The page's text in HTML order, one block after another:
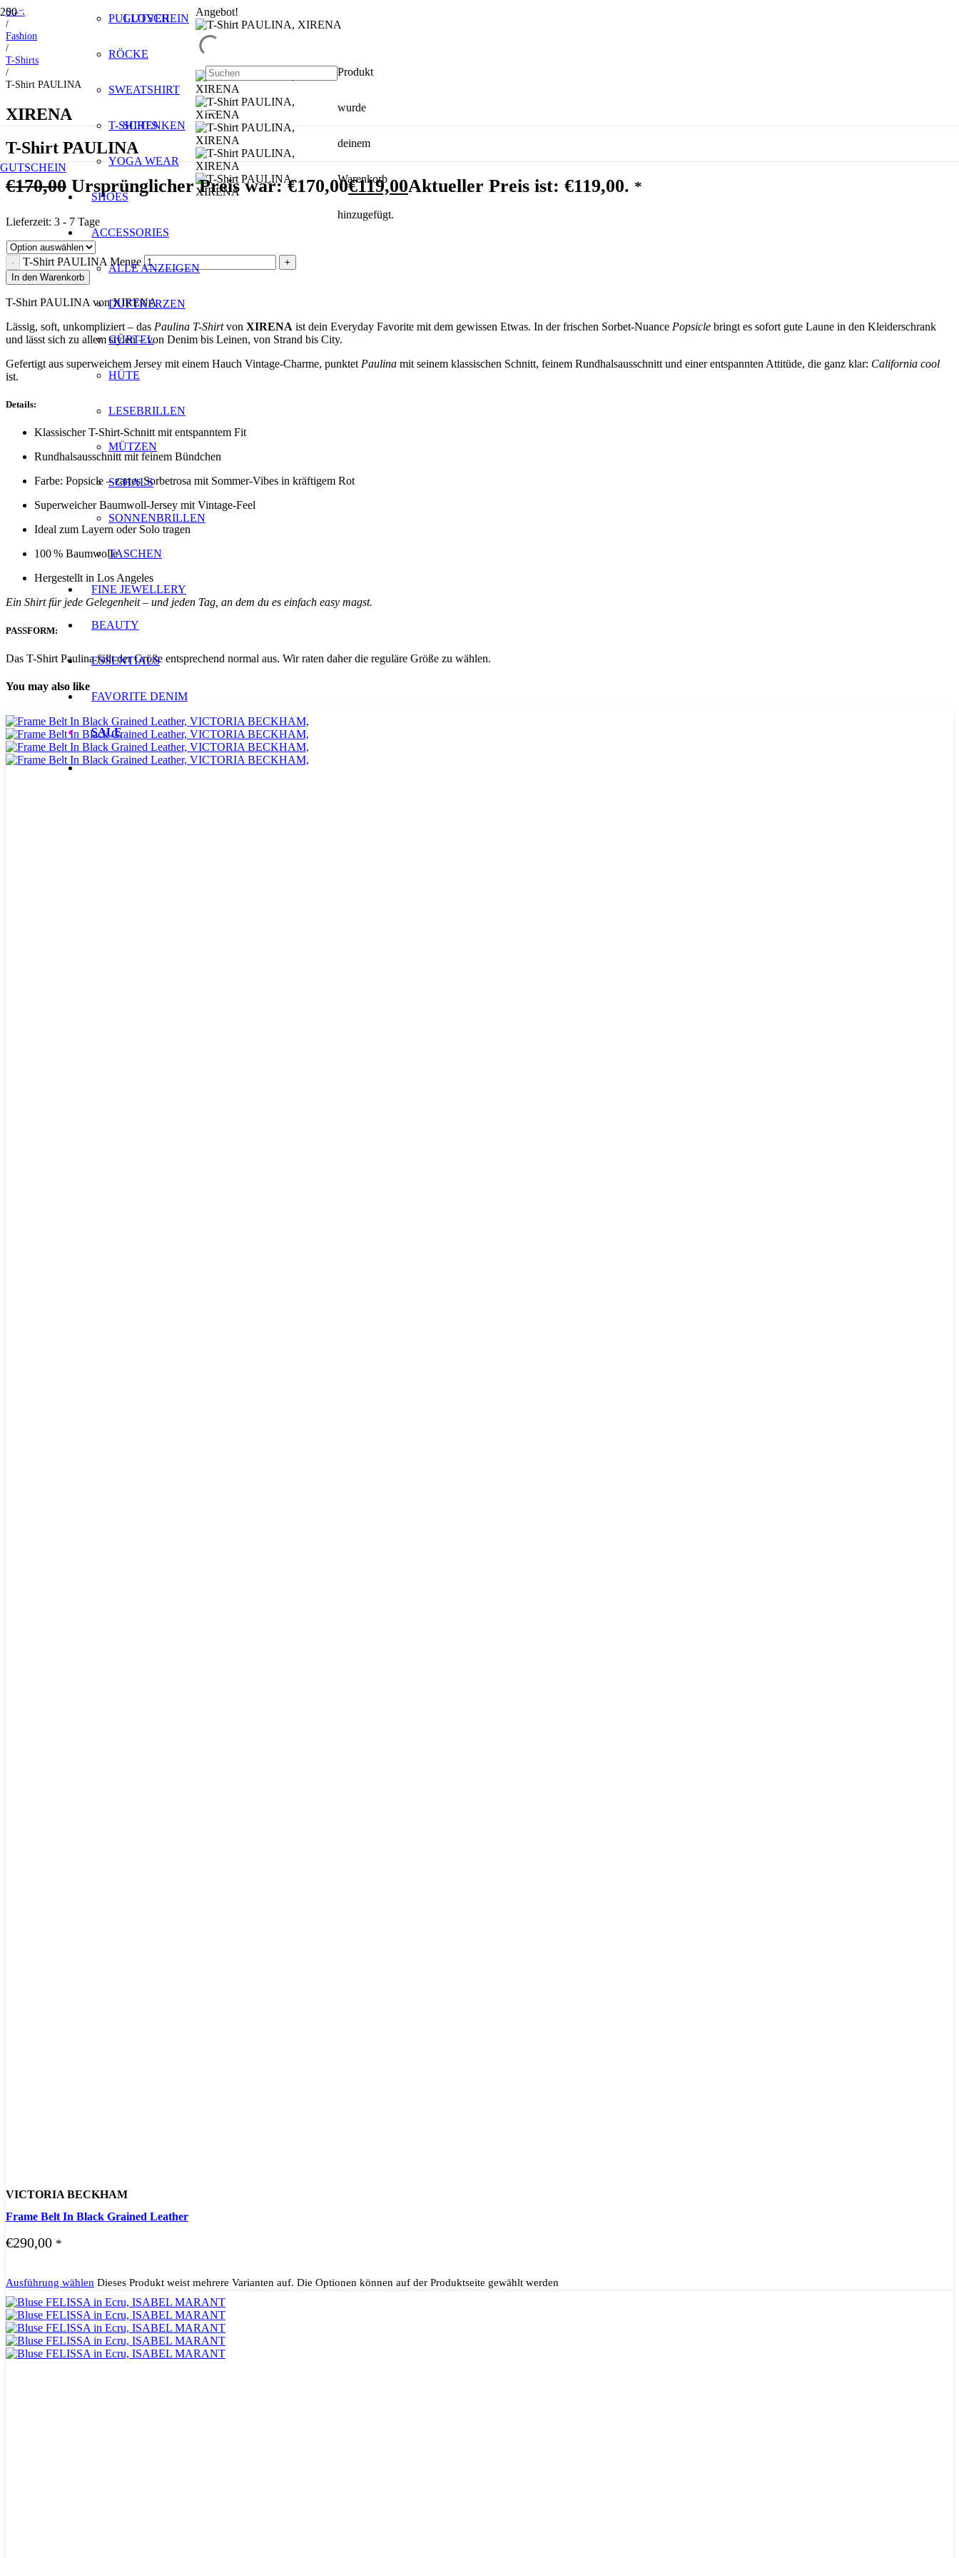
GUTSCHEIN
SCHENKEN
PULLOVER
RÖCKE
SWEATSHIRT
T-SHIRTS
YOGA WEAR
SHOES
ACCESSORIES
ALLE ANZEIGEN
DUFTKERZEN
GÜRTEL
HÜTE
LESEBRILLEN
MÜTZEN
SCHALS
SONNENBRILLEN
TASCHEN
FINE JEWELLERY
BEAUTY
ESSENTIALS
FAVORITE DENIM
SALE
Produkt
wurde
deinem
Warenkorb
hinzugefügt.
GUTSCHEIN
Angebot!
Start
/
Fashion
/
T-Shirts
/
T-Shirt PAULINA
XIRENA
T-Shirt PAULINA
€170,00 Ursprünglicher Preis war: €170,00€119,00Aktueller Preis ist: €119,00. *
Lieferzeit: 3 - 7 Tage
T-Shirt PAULINA Menge
In den Warenkorb
T-Shirt PAULINA von XIRENA
Lässig, soft, unkompliziert – das Paulina T-Shirtvon XIRENA ist dein Everyday Favorite mit dem gewissen Etwas. In der frischen Sorbet-Nuance Popsicle bringt es sofort gute Laune in den Kleiderschrank
und lässt sich zu allem stylen – von Denim bis Leinen, von Strand bis City.
Gefertigt aus superweichem Jersey mit einem Hauch Vintage-Charme, punktet Paulina mit seinem klassischen Schnitt, feinem Rundhalsausschnitt und einer entspannten Attitüde, die ganz klar: California cool
ist.
Details:
Klassischer T-Shirt-Schnitt mit entspanntem Fit
Rundhalsausschnitt mit feinem Bündchen
Farbe: Popsicle – zartes Sorbetrosa mit Sommer-Vibes in kräftigem Rot
Superweicher Baumwoll-Jersey mit Vintage-Feel
Ideal zum Layern oder Solo tragen
100 % Baumwolle
Hergestellt in Los Angeles
Ein Shirt für jede Gelegenheit – und jeden Tag, an dem du es einfach easy magst.
PASSFORM:
Das T-Shirt Paulina fällt der Größe entsprechend normal aus. Wir raten daher die reguläre Größe zu wählen.
You may also like
VICTORIA BECKHAM
Frame Belt In Black Grained Leather
€290,00 *
Ausführung wählen Dieses Produkt weist mehrere Varianten auf. Die Optionen können auf der Produktseite gewählt werden
SALE
SALE
SALE
SALE
SALE